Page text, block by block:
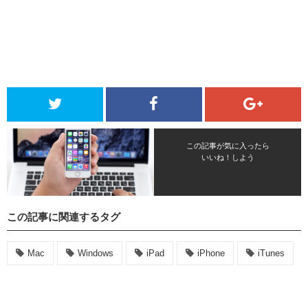
この記事が気に入ったら
いいね！しよう
この記事に関連するタグ
Mac Windows iPad iPhone iTunes